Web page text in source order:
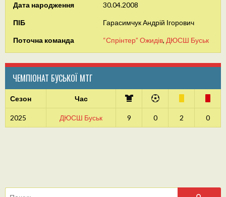
Дата народження 30.04.2008
ПІБ Гарасимчук Андрій Ігорович
Поточна команда “Спрінтер” Ожидів, ДЮСШ Буськ
ЧЕМПІОНАТ БУСЬКОЇ МТГ
Сезон Час
2025 ДЮСШ Буськ 9 0 2 0
Пошук: